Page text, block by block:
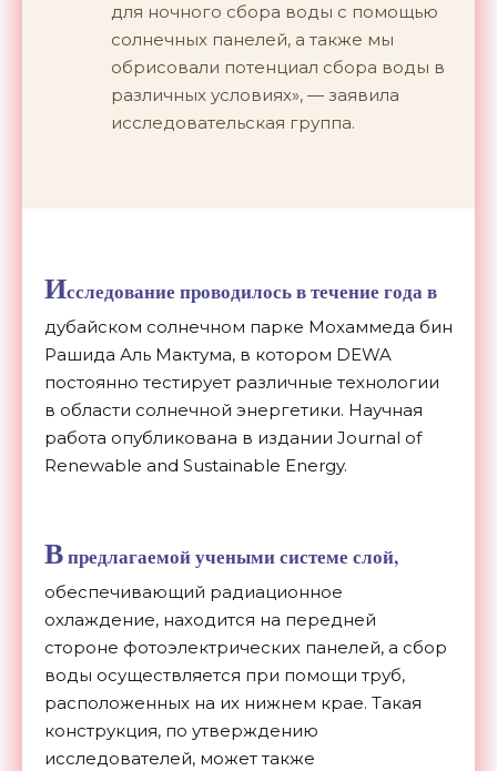
для ночного сбора воды с помощью
солнечных панелей, а также мы
обрисовали потенциал сбора воды в
различных условиях», — заявила
исследовательская группа.
Исследование проводилось в течение года в
дубайском солнечном парке Мохаммеда бин
Рашида Аль Мактума, в котором DEWA
постоянно тестирует различные технологии
в области солнечной энергетики. Научная
работа опубликована в издании Journal of
Renewable and Sustainable Energy.
Впредлагаемой учеными системе слой,
обеспечивающий радиационное
охлаждение, находится на передней
стороне фотоэлектрических панелей, а сбор
воды осуществляется при помощи труб,
расположенных на их нижнем крае. Такая
конструкция, по утверждению
исследователей, может также